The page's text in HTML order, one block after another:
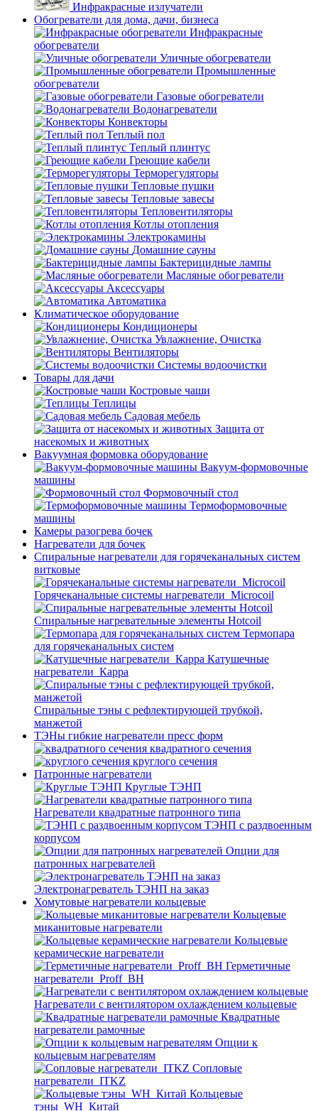
Инфракрасные излучатели
Обогреватели для дома, дачи, бизнеса
Инфракрасные
обогреватели
Уличные обогреватели
Промышленные
обогреватели
Газовые обогреватели
Водонагреватели
Конвекторы
Теплый пол
Теплый плинтус
Греющие кабели
Терморегуляторы
Тепловые пушки
Тепловые завесы
Тепловентиляторы
Котлы отопления
Электрокамины
Домашние сауны
Бактерицидные лампы
Масляные обогреватели
Аксессуары
Автоматика
Климатическое оборудование
Кондиционеры
Увлажнение, Очистка
Вентиляторы
Системы водоочистки
Товары для дачи
Костровые чаши
Теплицы
Садовая мебель
Защита от
насекомых и животных
Вакуумная формовка оборудование
Вакуум-формовочные
машины
Формовочный стол
Термоформовочные
машины
Камеры разогрева бочек
Нагреватели для бочек
Спиральные нагреватели для горячеканальных систем
витковые
Горячеканальные системы нагреватели_Microcoil
Спиральные нагревательные элементы Hotcoil
Термопара
для горячеканальных систем
Катушечные
нагреватели_Карра
Спиральные тэны с рефлектирующей трубкой,
манжетой
ТЭНы гибкие нагреватели пресс форм
квадратного сечения
круглого сечения
Патронные нагреватели
Круглые ТЭНП
Нагреватели квадратные патронного типа
ТЭНП с раздвоенным
корпусом
Опции для
патронных нагревателей
Электронагреватель ТЭНП на заказ
Хомутовые нагреватели кольцевые
Кольцевые
миканитовые нагреватели
Кольцевые
керамические нагреватели
Герметичные
нагреватели_Proff_BH
Нагреватели с вентилятором охлаждением кольцевые
Квадратные
нагреватели рамочные
Опции к
кольцевым нагревателям
Cопловые
нагреватели_ITKZ
Кольцевые
тэны_WH_Китай